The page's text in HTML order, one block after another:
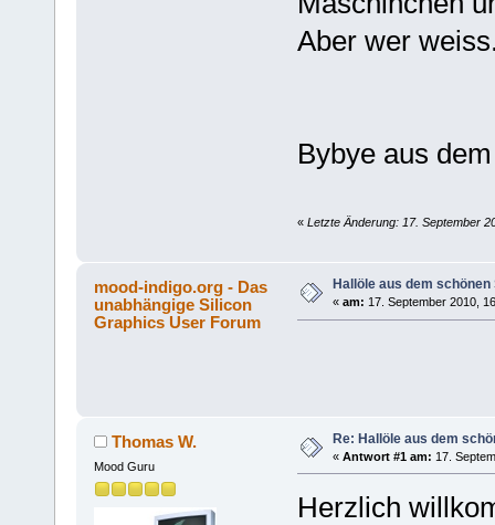
Aber wer
Bybye aus
« Letzte Änderung: 17. September
mood-indigo.org - Das
unabhängige Silicon
Graphics User Forum
Hallöle aus dem
« am: 17. September 2010,
Thomas W.
Mood Guru
Re: Hallöle aus dem
« Antwort #1 am: 17.
Herzlich